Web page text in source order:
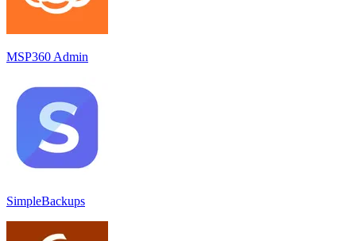
MSP360 Admin
SimpleBackups